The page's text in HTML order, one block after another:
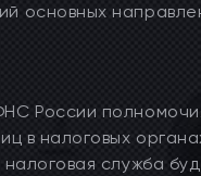
основных
России
в налоговых
служба